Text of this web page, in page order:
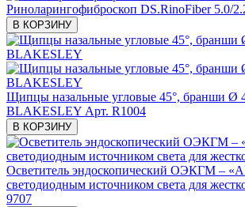
Риноларингофиброскоп DS.RinoFiber 5.0/
В КОРЗИНУ
Щипцы назальные угловые 45°, бранши Ø
BLAKESLEY Арт. R1004
В КОРЗИНУ
Осветитель эндоскопический ОЭКГМ –
светодиодным источником света для
9707